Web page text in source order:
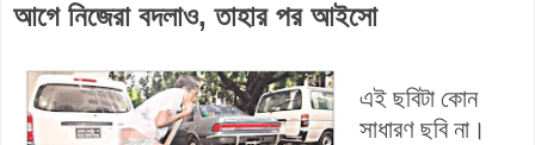
আগে নিজেরা বদলাও, তাহার পর আইসো
এই ছবিটা কোন
সাধারণ ছবি না।